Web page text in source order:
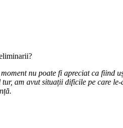
nu poate fi apreciat ca fiind
am avut situații dificile pe care